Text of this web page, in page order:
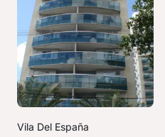
Vila Del España